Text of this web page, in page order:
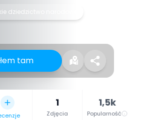
dziedzictwo narodowe
tam
1
Zdjęcia
1,5k
Popularność